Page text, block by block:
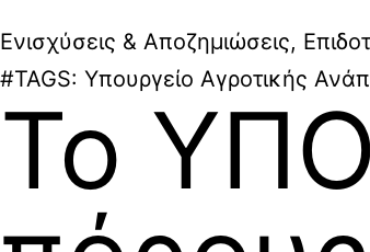
Ενισχύσεις & Αποζημιώσεις,
#TAGS: Υπουργείο Αγροτικής
Το